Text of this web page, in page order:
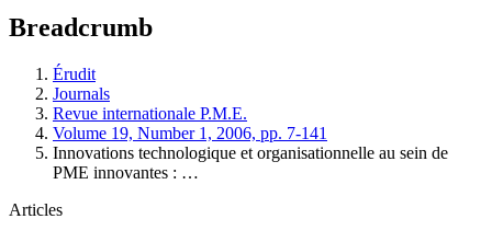
Breadcrumb
Érudit
Journals
Revue internationale P.M.E.
Volume 19, Number 1, 2006, pp. 7-141
Innovations technologique et organisationnelle au sein de
PME innovantes : …
Articles